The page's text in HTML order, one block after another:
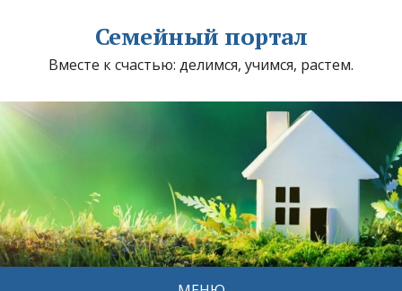
Семейный портал
Вместе к счастью: делимся, учимся, растем.